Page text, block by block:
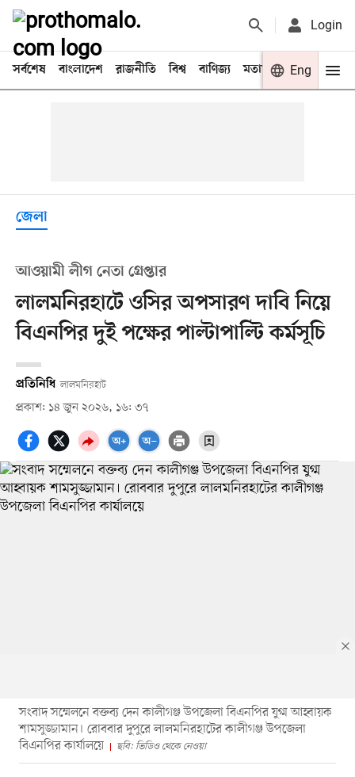
Login
সর্বশেষ বাংলাদেশ রাজনীতি বিশ্ব বাণিজ্য মতামত খেলা
Eng
জেলা
আওয়ামী লীগ নেতা গ্রেপ্তার
লালমনিরহাটে ওসির অপসারণ দাবি নিয়ে
বিএনপির দুই পক্ষের পাল্টাপাল্টি কর্মসূচি
প্রতিনিধি লালমনিরহাট
প্রকাশ: ১৪ জুন ২০২৬, ১৬: ৩৭
সংবাদ সম্মেলনে বক্তব্য দেন কালীগঞ্জ উপজেলা বিএনপির যুগ্ম আহ্বায়ক
শামসুজ্জামান। রোববার দুপুরে লালমনিরহাটের কালীগঞ্জ উপজেলা
বিএনপির কার্যালয়ে
ছবি: ভিডিও থেকে নেওয়া